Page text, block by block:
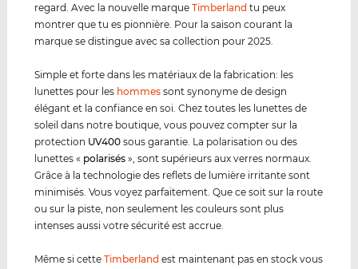
regard. Avec la nouvelle marqueTimberland tu peux
montrer que tu es pionnière. Pour la saison courant la
marque se distingue avec sa collection pour 2025.
Simple et forte dans les matériaux de la fabrication: les
lunettes pour les hommes sont synonyme de design
élégant et la confiance en soi. Chez toutes les lunettes de
soleil dans notre boutique, vous pouvez compter sur la
protection UV400 sous garantie. La polarisation ou des
lunettes « polarisés », sont supérieurs aux verres normaux.
Grâce à la technologie des reflets de lumière irritante sont
minimisés. Vous voyez parfaitement. Que ce soit sur la route
ou sur la piste, non seulement les couleurs sont plus
intenses aussi votre sécurité est accrue.
Même si cetteTimberland est maintenant pas en stock vous